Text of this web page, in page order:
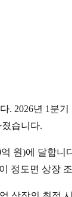
2026년 1분
습니다.
원)에 달합니
정도면 상장